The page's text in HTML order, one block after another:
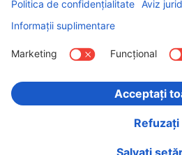
Alege
Condiții de garanție